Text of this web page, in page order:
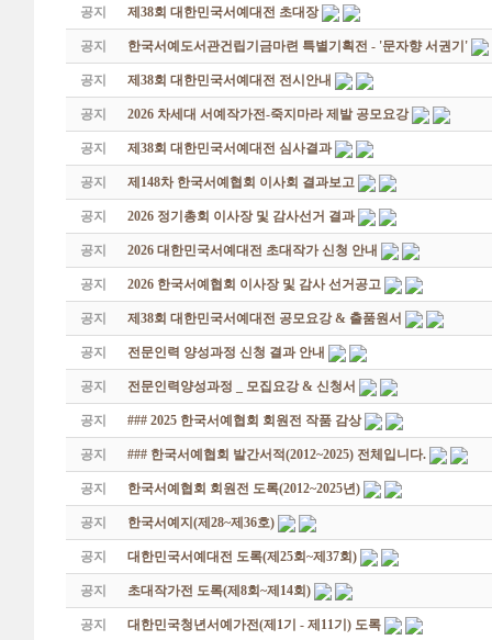
공지 제38회 대한민국서예대전 초대장
공지 한국서예도서관건립기금마련 특별기획전 - '문자향 서권기'
공지 제38회 대한민국서예대전 전시안내
공지 2026 차세대 서예작가전-죽지마라 제발 공모요강
공지 제38회 대한민국서예대전 심사결과
공지 제148차 한국서예협회 이사회 결과보고
공지 2026 정기총회 이사장 및 감사선거 결과
공지 2026 대한민국서예대전 초대작가 신청 안내
공지 2026 한국서예협회 이사장 및 감사 선거공고
공지 제38회 대한민국서예대전 공모요강 & 출품원서
공지 전문인력 양성과정 신청 결과 안내
공지 전문인력양성과정 _ 모집요강 & 신청서
공지 ### 2025 한국서예협회 회원전 작품 감상
공지 ### 한국서예협회 발간서적(2012~2025) 전체입니다.
공지 한국서예협회 회원전 도록(2012~2025년)
공지 한국서예지(제28~제36호)
공지 대한민국서예대전 도록(제25회~제37회)
공지 초대작가전 도록(제8회~제14회)
공지 대한민국청년서예가전(제1기 - 제11기) 도록